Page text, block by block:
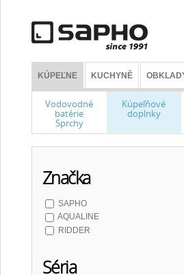
KÚPEĽNE KUCHYNĚ
Vodovodné
batérie
Sprchy
Kúpeľňové
doplnky
Značka
SAPHO
AQUALINE
RIDDER
Séria